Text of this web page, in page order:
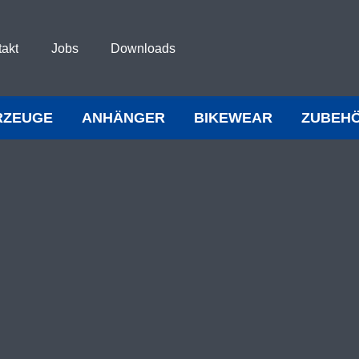
Jobs Downloads
ANHÄNGER BIKEWEAR